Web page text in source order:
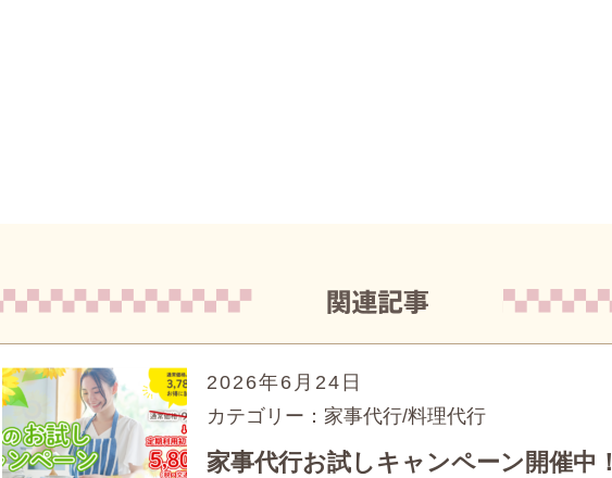
2026年6月24日
カテゴリー：家事代行/料理代行
家事代行お試しキャンペーン開催中！